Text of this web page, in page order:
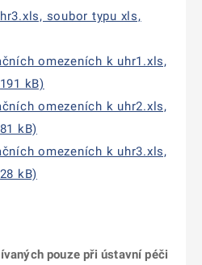
soubor typu xls,
omezeních k uhr1.xls,
kB)
omezeních k uhr2.xls,
kB)
omezeních k uhr3.xls,
kB)
pouze při ústavní péči